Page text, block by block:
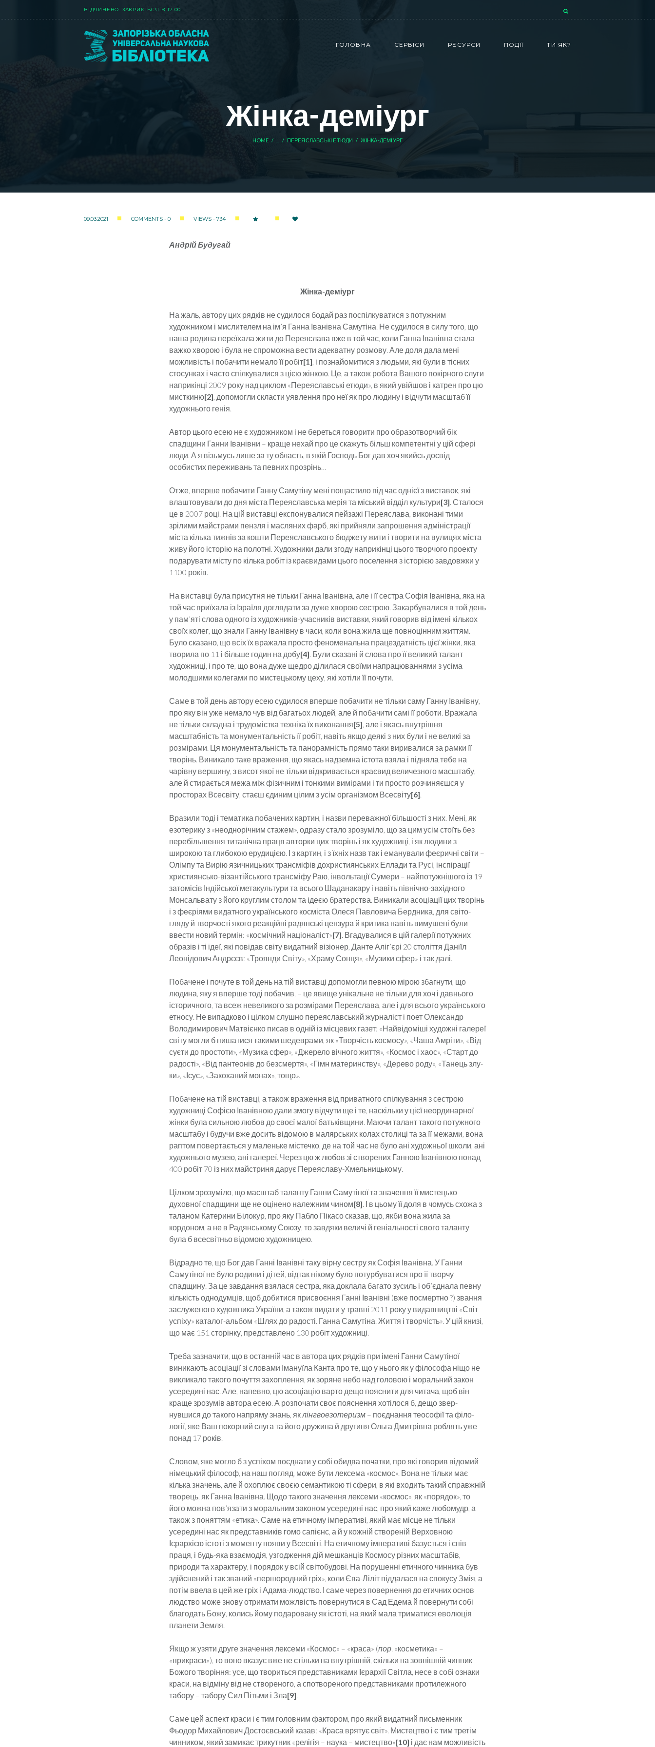
ВIДЧИНЕНО. ЗАКРИЄТЬСЯ В 17:00
ГОЛОВНА СЕРВІСИ РЕСУРСИ ПОДІЇ ТИ ЯК?
Жінка-деміург
HOME ПЕРЕЯСЛАВСЬКІ ЕТЮДИ ЖІНКА-ДЕМІУРГ
09.03.2021 COMMENTS - 0 VIEWS - 734
Андрій Будугай
Жінка-деміург
На жаль, автору цих рядків не судилося бодай раз поспілкуватися з потуж­ним
художником і мислителем на ім’я Ганна Іванівна Самутіна. Не судилося в си­лу того, що
наша родина переїхала жити до Переяслава вже в той час, коли Ган­на Іванівна стала
важко хворою і була не спроможна вести адекватну розмо­ву. Але доля дала мені
можливість і побачити немало її робіт[1], і познайомитися з людьми, які були в тісних
стосунках і часто спілкувалися з цією жінкою. Це, а також робота Вашого покірного слуги
наприкінці 2009 року над цик­лом «Пе­реяславські етюди», в який увійшов і катрен про цю
мисткиню[2], до­по­мог­ли скласти уявлення про неї як про людину і відчути масштаб її
худож­ньо­го ге­нія.
Автор цього есею не є художником і не береться говорити про образо­твор­чий бік
спадщини Ганни Іванівни – краще нехай про це скажуть більш ком­пе­тен­тні у цій сфері
люди. А я візьмусь лише за ту область, в якій Господь Бог дав хоч якийсь досвід
особистих переживань та певних прозрінь…
Отже, вперше побачити Ганну Самутіну мені пощастило під час однієї з виставок, які
влаш­то­вували до дня міста Переяславська мерія та міський відділ культури[3]. Сталося
це в 2007 році. На цій виставці експонувалися пейзажі Пе­ре­я­сла­ва, виконані тими
зрілими майстрами пензля і масляних фарб, які при­йняли запрошення адміністрації
міста кілька тижнів за кошти Переяслав­ського бюдже­ту жити і творити на вулицях міста
живу його історію на полотні. Художники дали згоду наприкінці цього творчого проекту
подарувати місту по кілька робіт із краєвидами цього поселення з історією завдовжки у
1100 років.
На виставці була присутня не тільки Ганна Іванівна, але і її сестра Софія Іванівна, яка на
той час приїхала із Ізраїля доглядати за дуже хворою сестрою. За­кар­бувалися в той день
у пам’яті слова одного із художників-учасників ви­став­ки, який говорив від імені кількох
своїх колег, що знали Ганну Іванівну в ча­си, коли вона жила ще повноцінним життям.
Було сказано, що всіх їх вражала про­сто феноменальна працездатність цієї жінки, яка
творила по 11 і більше го­дин на добу[4]. Були сказані й слова про її великий талант
художниці, і про те, що вона дуже щедро ділилася своїми напрацюваннями з усіма
молодшими ко­ле­гами по мистецькому цеху, які хотіли її почути.
Саме в той день автору есею судилося вперше побачити не тільки саму Ган­ну Іва­нів­ну,
про яку він уже немало чув від багатьох людей, але й побачити самі її робо­ти. Вражала
не тільки складна і трудомістка техніка їх виконання[5], але і якась вну­трішня
масштабність та мону­мен­тальність її робіт, навіть якщо деякі з них бу­ли і не великі за
розмірами. Ця монументальність та панорамність прямо таки виривалися за рамки її
творінь. Виникало таке враження, що якась надземна іс­тота взяла і підняла тебе на
чарівну вершину, з висот якої не тільки відкри­ва­ється крає­вид величезного масштабу,
але й стирається межа між фізич­ним і тон­ки­ми вимірами і ти просто розчиняєшся у
просторах Всесвіту, стаєш єдиним цілим з усім організмом Всесвіту[6].
Вразили тоді і тематика побачених картин, і назви переважної більшості з них. Мені, як
езотерику з «неоднорічним стажем», одразу стало зрозуміло, що за цим усім стоїть без
перебільшення титанічна праця авторки цих творінь і як ху­дож­ниці, і як людини з
широкою та глибокою ерудицією. І з картин, і з їхніх назв так і еманували феєричні світи –
Олімпу та Вирію язичницьких трансміфів до­хрис­ти­ян­ських Еллади та Русі, інспірації
християнсько-візантійського транс­мі­фу Раю, інвольтації Сумери – найпотужнішого із 19
затомісів Індійської мета­куль­ту­ри та всього Шаданакару і навіть північно-західного
Монсальвату з його круглим столом та ідеєю братерства. Виникали асоціації цих творінь
і з феєрія­ми видатного українського косміста Олеся Павловича Бердника, для сві­то­
гляду й творчості якого реакційні радян­ські цензура й критика навіть вимушені були
ввести новий термін: «космічний націоналіст»[7]. Вгадувалися в цій галерії по­туж­них
образів і ті ідеї, які повідав світу видатний візіонер, Данте Аліг’єрі 20 сто­ліття Даніїл
Леонідович Андрєєв: «Троянди Світу», «Храму Сон­ця», «Музи­ки сфер» і так далі.
Побачене і почуте в той день на тій виставці допомогли певною мірою зба­гну­ти, що
людина, яку я вперше тоді побачив, – це явище унікальне не тільки для хоч і давньо­го
історичного, та всеж невеликого за розмірами Переяслава, але і для всього укра­їн­ського
етносу. Не випадково і цілком слушно перея­слав­ський журналіст і поет Олександр
Володимирович Матвієнко писав в одній із міс­цевих газет: «Найвідоміші ху­дож­ні галереї
світу могли б пишатися такими ше­дев­рами, як «Творчість космо­су», «Чаша Амріти», «Від
суєти до простоти», «Му­зика сфер», «Джерело вічно­го життя», «Космос і хаос», «Старт до
радості», «Від пантеонів до безсмертя», «Гімн ма­теринству», «Дерево роду», «Танець злу­
ки», «Ісус», «Закоханий монах», тощо».
Побачене на тій виставці, а також враження від приватного спілкування з се­строю
художниці Софією Іванівною дали змогу відчути ще і те, наскільки у цієї не­ор­ди­нар­ної
жінки була сильною любов до своєї малої батьківщини. Маючи талант такого потужного
масштабу і будучи вже досить відомою в ма­ляр­ських колах столиці та за її межами, вона
раптом повертається у маленьке містечко, де на той час не було ані художньої школи, ані
художнього музею, ані галереї. Через цю ж любов зі створених Ганною Іванівною понад
400 робіт 70 із них май­стри­ня дарує Переяславу-Хмельницькому.
Цілком зрозуміло, що масштаб таланту Ганни Самутіної та значення її мистецько-
духовної спадщини ще не оцінено належним чином[8]. І в цьому її доля в чомусь схожа з
таланом Катерини Білокур, про яку Пабло Пікасо сказав, що, якби вона жила за
кордоном, а не в Радянському Союзу, то завдяки величі й геніаль­ності свого таланту
була б всесвітньо відомою художницею.
Відрадно те, що Бог дав Ганні Іванівні таку вірну сестру як Софія Іва­нів­на. У Ганни
Самутіної не було родини і дітей, відтак нікому було потурбуватися про її творчу
спадщину. За це завдання взялася сестра, яка доклала багато зу­силь і об’єднала певну
кількість однодумців, щоб добитися присвоєння Ганні Іванівні (вже посмертно ?) звання
заслуженого художника України, а також ви­да­ти у травні 2011 року у видавництві «Світ
успіху» каталог-альбом «Шлях до радості. Ганна Самутіна. Життя і творчість». У цій книзі,
що має 151 сторінку, пред­ставлено 130 робіт художниці.
Треба зазначити, що в останній час в автора цих рядків при імені Ганни Самутіної
виникають асоціа­ції зі словами Імануїла Канта про те, що у нього як у фі­ло­со­фа ніщо не
викликало такого по­чуття захоплення, як зоряне небо над го­ло­вою і мо­раль­ний закон
усередині нас. Але, напевно, цю асоціацію варто дещо по­яснити для читача, щоб він
краще зрозумів автора есею. А розпочати своє по­яснення хотілося б, дещо звер­
нувшися до такого напряму знань, яклінгво­езо­те­ризм – поєднання теософії та фі­ло­
логії, яке Ваш покорний слуга та його дружи­на й дру­гиня Ольга Дмитрівна роблять уже
понад 17 років.
Словом, яке могло б з успіхом поєднати у собі обидва початки, про які го­во­рив відо­мий
німецький філософ, на наш погляд, може бути лексема «кос­мос». Вона не тільки має
кілька значень, але й охоплює своєю семантикою ті сфери, в які входить такий справжній
творець, як Ганна Іванівна. Щодо такого значення лексеми «космос», як «порядок», то
його можна пов’язати з мораль­ним законом усередині нас, про який каже любомудр, а
також з поняттям «етика». Саме на етичному імперативі, який має місце не тільки
усередині нас як представників гомо сапієнс, а й у кожній ство­ре­ній Верхов­ною
Ієрархією істоті з моменту по­яви у Всесвіті. На етичному імперативі базується і спів­
праця, і будь-яка взаємо­дія, узгодження дій мешканців Космосу різних масштабів,
природи та ха­рак­теру, і порядок у всій світобудові. На порушенні етичного чинника був
здійсне­ний і так званий «першородний гріх», коли Єва-Ліліт піддалася на спокусу Змія, а
по­тім ввела в цей же гріх і Адама-людство. І саме через повернення до етич­них основ
людство може знову отримати можлвість повернутися в Сад Едема й повернути собі
благодать Божу, колись йому подаровану як істоті, на який мала триматися еволюція
планети Земля.
Якщо ж узяти друге значення лексеми «Космос» – «краса» (пор. «космети­ка» –
«прикраси»), то воно вказує вже не стільки на внутрішній, скіль­ки на зо­внішній чинник
Божого творіння: усе, що твориться представниками Ієрархії Світла, несе в собі ознаки
краси, на відміну від не створеного, а спотво­реного представниками протилежного
табору – табору Сил Пітьми і Зла[9].
Саме цей аспект краси і є тим головним фактором, про який видатний пись­мен­ник
Фьодор Михайлович Достоєвський казав: «Краса врятує світ». Мистецтво і є тим третім
чинником, який замикає трикутник «релігія – наука – мис­тецтво»[10] і дає нам можливість